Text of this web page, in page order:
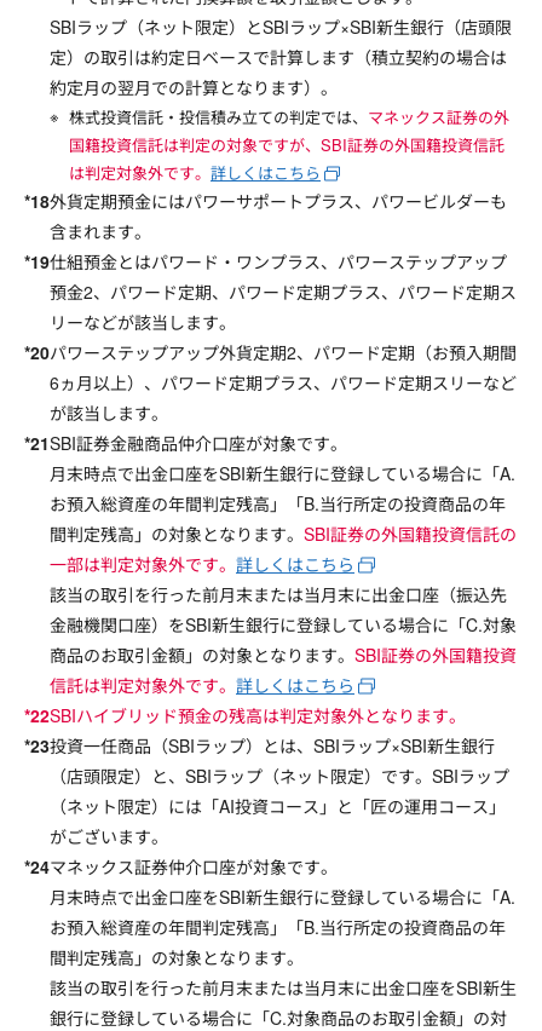
SBIラップ（ネット限定）とSBIラップ×SBI新生銀行（店頭限
定）の取引は約定日ベースで計算します（積立契約の場合は
約定月の翌月での計算となります）。
株式投資信託・投信積み立ての判定では、 マネックス証券の外
国籍投資信託は判定の対象ですが、SBI証券の外国籍投資信託
は判定対象外です。 詳しくはこちら
外貨定期預金にはパワーサポートプラス、パワービルダーも
含まれます。
仕組預金とはパワード・ワンプラス、パワーステップアップ
預金2、パワード定期、パワード定期プラス、パワード定期ス
リーなどが該当します。
パワーステップアップ外貨定期2、パワード定期（お預入期間
6ヵ月以上）、パワード定期プラス、パワード定期スリーなど
が該当します。
SBI証券金融商品仲介口座が対象です。
月末時点で出金口座をSBI新生銀行に登録している場合に「A.
お預入総資産の年間判定残高」「B.当行所定の投資商品の年
間判定残高」の対象となります。 SBI証券の外国籍投資信託の
一部は判定対象外です。 詳しくはこちら
該当の取引を行った前月末または当月末に出金口座（振込先
金融機関口座）をSBI新生銀行に登録している場合に「C.対象
商品のお取引金額」の対象となります。 SBI証券の外国籍投資
信託は判定対象外です。 詳しくはこちら
SBIハイブリッド預金の残高は判定対象外となります。
投資一任商品（SBIラップ）とは、SBIラップ×SBI新生銀行
（店頭限定）と、SBIラップ（ネット限定）です。SBIラップ
（ネット限定）には「AI投資コース」と「匠の運用コース」
がございます。
マネックス証券仲介口座が対象です。
月末時点で出金口座をSBI新生銀行に登録している場合に「A.
お預入総資産の年間判定残高」「B.当行所定の投資商品の年
間判定残高」の対象となります。
該当の取引を行った前月末または当月末に出金口座をSBI新生
銀行に登録している場合に「C.対象商品のお取引金額」の対